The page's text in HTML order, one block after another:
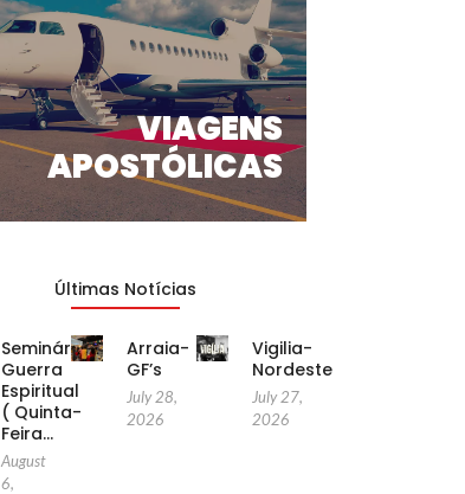
VIAGENS
APOSTÓLICAS
Últimas Notícias
Seminário
Guerra
Espiritual
( Quinta-
Feira…
August
6,
Arraia-
GF’s
July 28,
2026
Vigilia-
Nordeste
July 27,
2026